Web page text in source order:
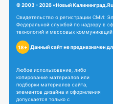
© 2003 - 2026 «Новый
Свидетельство о регистрации СМИ:
Федеральной службой по надзору в
технологий и массовых коммуникаций
18+ Данный сайт не предназначен
Любое использование, либо
копирование материалов или
подборки материалов сайта,
элементов дизайна и оформления
допускается только с